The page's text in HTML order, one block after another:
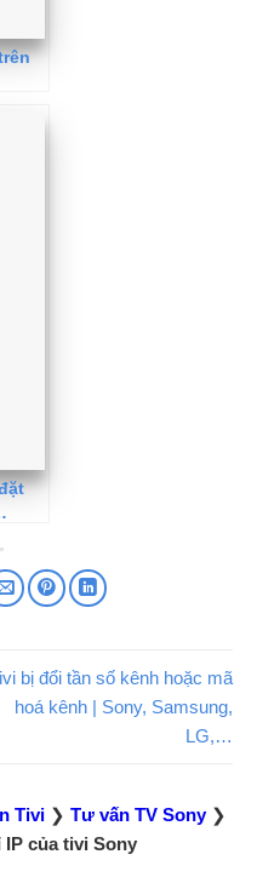
bị đổi tần số kênh hoặc mã
hoá kênh | Sony, Samsung,
LG,…
Tivi ❯ Tư vấn TV Sony❯
IP của tivi Sony